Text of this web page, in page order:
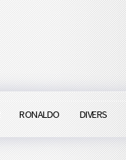
RONALDO DIVERS